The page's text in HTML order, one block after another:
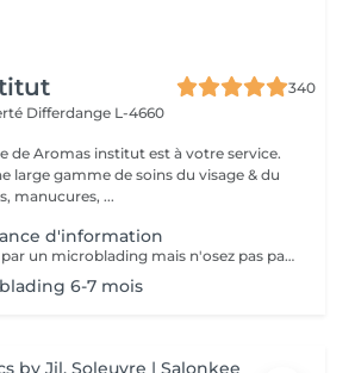
340
Differdange L-4660
de Aromas institut est à votre service.
large gamme de soins du visage & du
manucures, ...
d'information
Vous êtes intéressé par un microblading mais n'osez pas passer le cap? Prenez un rendez-vous d'information, nous vous expliquerons à quoi cela consiste.
6-7 mois